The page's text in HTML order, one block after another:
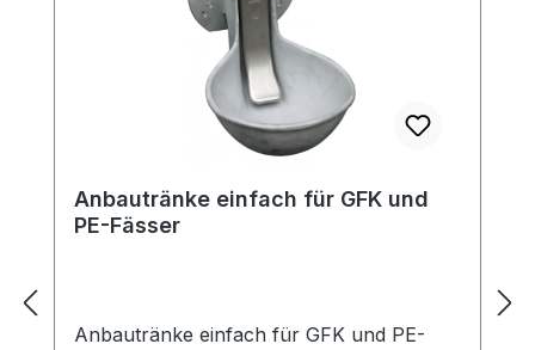
Anbautränke einfach für GFK und
PE-Fässer
Anbautränke einfach für GFK und PE-